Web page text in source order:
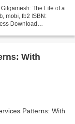
The Life of a
mobi, fb2 ISBN:
Download
With